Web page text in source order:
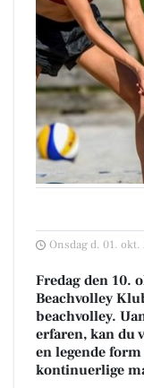
Onsdag d. 01.
Fredag den 10.
Beachvolley
beachvolley.
erfaren, kan du
en legende
kontinuerlige